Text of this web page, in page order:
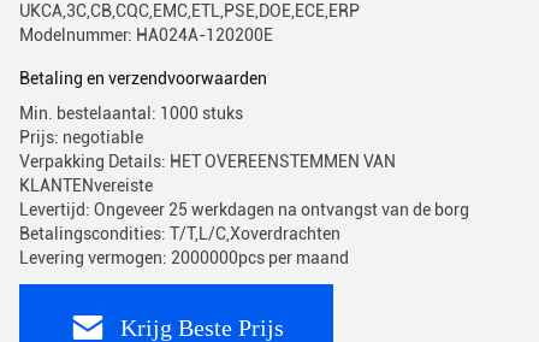
UKCA,3C,CB,CQC,EMC,ETL,PSE,DOE,ECE,ERP
Modelnummer: HA024A-120200E
Betaling en verzendvoorwaarden
Min. bestelaantal: 1000 stuks
Prijs: negotiable
Verpakking Details: HET OVEREENSTEMMEN VAN
KLANTENvereiste
Levertijd: Ongeveer 25 werkdagen na ontvangst van de borg
Betalingscondities: T/T,L/C,Xoverdrachten
Levering vermogen: 2000000pcs per maand
Krijg Beste Prijs